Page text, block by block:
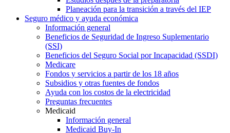
Planeación para la transición a través del IEP
Seguro médico y ayuda económica
Información general
Beneficios de Seguridad de Ingreso Suplementario
(SSI)
Beneficios del Seguro Social por Incapacidad (SSDI)
Medicare
Fondos y servicios a partir de los 18 años
Subsidios y otras fuentes de fondos
Ayuda con los costos de la electricidad
Preguntas frecuentes
Medicaid
Información general
Medicaid Buy-In